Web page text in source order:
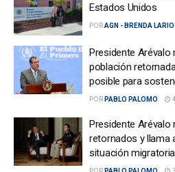
Estados Unidos
PORAGN - BRENDA
Presidente
población
posible para
POR PABLO PALOMO
Presidente
retornados y llama
situación migratoria